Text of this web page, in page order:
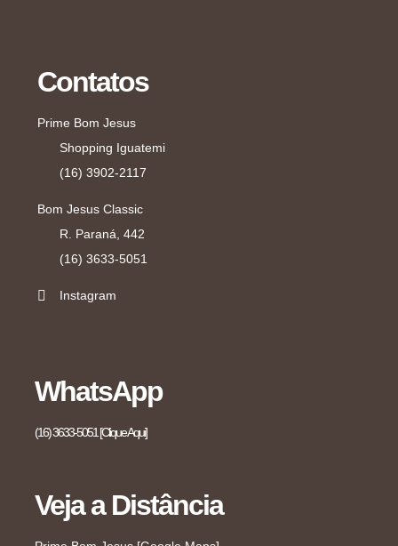
Contatos
Prime Bom Jesus
Shopping Iguatemi
(16) 3902-2117
Bom Jesus Classic
R. Paraná, 442
(16) 3633-5051
Instagram
WhatsApp
(16) 3633-5051 [Clique Aqui]
Veja a Distância